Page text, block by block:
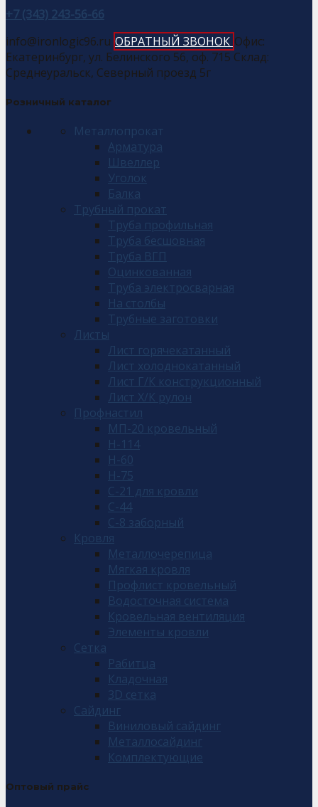
+7 (343) 243-56-66
info@ironlogic96.ru ОБРАТНЫЙ ЗВОНОК Офис:
Екатеринбург, ул. Белинского 56, оф. 715 Склад:
Среднеуральск, Северный проезд 5г
Розничный каталог
Металлопрокат
Арматура
Швеллер
Уголок
Балка
Трубный прокат
Труба профильная
Труба бесшовная
Труба ВГП
Оцинкованная
Труба электросварная
На столбы
Трубные заготовки
Листы
Лист горячекатанный
Лист холоднокатанный
Лист Г/К конструкционный
Лист Х/К рулон
Профнастил
МП-20 кровельный
Н-114
Н-60
Н-75
С-21 для кровли
С-44
С-8 заборный
Кровля
Металлочерепица
Мягкая кровля
Профлист кровельный
Водосточная система
Кровельная вентиляция
Элементы кровли
Сетка
Рабитца
Кладочная
3D сетка
Сайдинг
Виниловый сайдинг
Металлосайдинг
Комплектующие
Оптовый прайс